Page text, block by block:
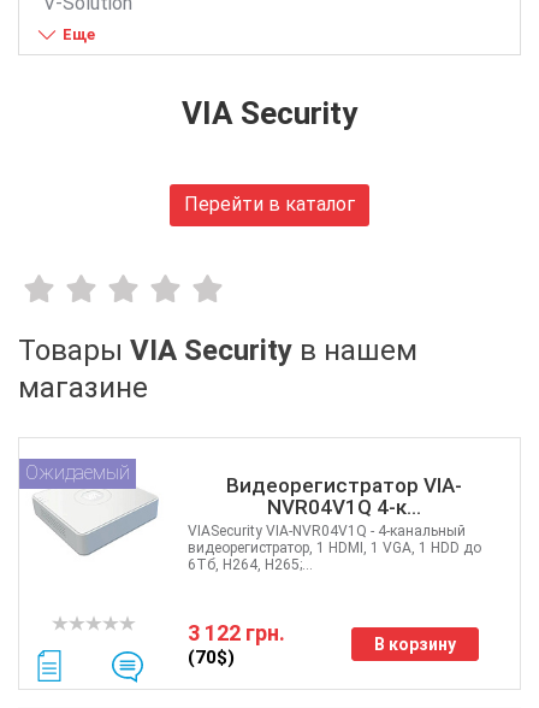
ZTE
D-Link
Merlion
Dahua
Hikvision
Edge-core
Aruba
Jirous
Ok-net
Cisco
ATIS
CSV
Ripley
VIA Security
Перейти в каталог
Товары VIA Security в нашем
магазине
Видеорегистратор VIA-
NVR04V1Q 4-к...
Ожидаемый
3 122 грн.
(70$)
В корзину
VIASecurity VIA-NVR04V1Q - 4-канальный
видеорегистратор, 1 HDMI, 1 VGA, 1 HDD до
6Тб, H264, H265;...